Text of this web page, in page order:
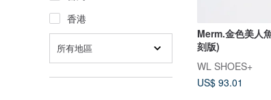
香港
所有地區
Merm.金色美人
刻版)
WL SHOES+
US$ 93.01